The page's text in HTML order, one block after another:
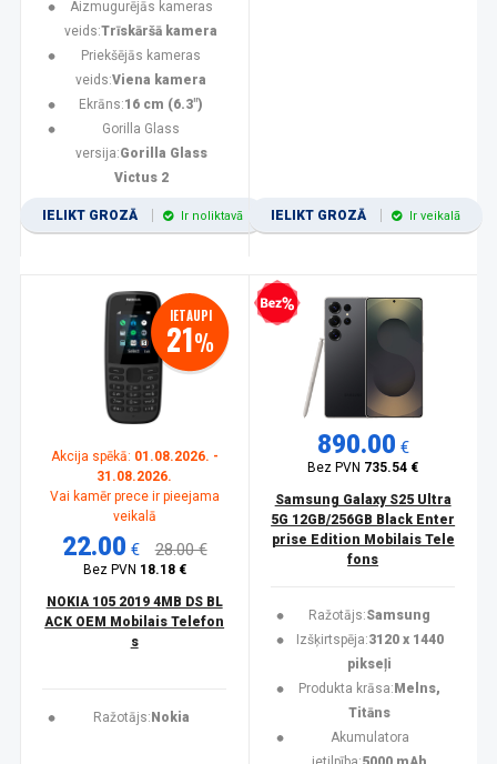
Aizmugurējās kameras
veids:Trīskāršā kamera
Priekšējās kameras
veids:Viena kamera
Ekrāns:16 cm (6.3")
Gorilla Glass
versija:Gorilla Glass
Victus 2
IELIKT GROZĀ Ir noliktavā IELIKT GROZĀ Ir veikalā
IETAUPI
21%
Akcija spēkā: 01.08.2026. -
31.08.2026.
Vai kamēr prece ir pieejama
veikalā
22.00 € 28.00 €
Bez PVN 18.18 €
NOKIA 105 2019 4MB DS BL
ACK OEM Mobilais Telefon
s
Ražotājs: Nokia
Bezprocentu kredīts
890.00 €
Bez PVN 735.54 €
Samsung Galaxy S25 Ultra
5G 12GB/256GB Black Enter
prise Edition Mobilais Tele
fons
Ražotājs:Samsung
Izšķirtspēja:3120 x 1440
pikseļi
Produkta krāsa: Melns,
Titāns
Akumulatora